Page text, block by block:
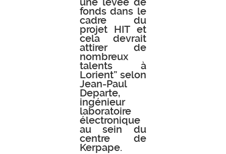
fonds dans le
cadre du
projet HIT et
cela devrait
attirer de
nombreux
talents à
Lorient” selon
Jean-Paul
Departe,
ingénieur
laboratoire
électronique
au sein du
centre de
Kerpape.